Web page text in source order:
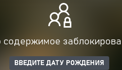
содержимое
ВВЕДИТЕ ДАТУ РОЖДЕНИЯ